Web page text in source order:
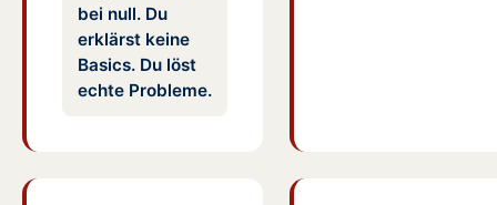
bei null. Du
erklärst keine
Basics. Du löst
echte Probleme.